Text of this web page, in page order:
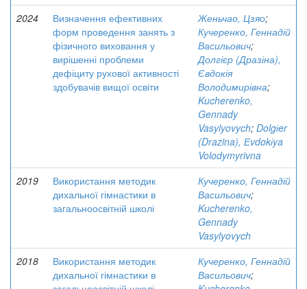
2024
Визначення ефективних
форм проведення занять з
фізичного виховання у
вирішенні проблеми
дефіциту рухової активності
здобувачів вищої освіти
Женьчао, Цзяо;
Кучеренко, Геннадій
Васильович;
Долгієр (Дразіна),
Євдокія
Володимирівна;
Kucherenko,
Gennady
Vasylyovych; Dolgіer
(Drazina), Еvdokіya
Volodymyrivna
2019
Використання методик
дихальної гімнастики в
загальноосвітній школі
Кучеренко, Геннадій
Васильович;
Kucherenko,
Gennady
Vasylyovych
2018
Використання методик
дихальної гімнастики в
Кучеренко, Геннадій
Васильович;